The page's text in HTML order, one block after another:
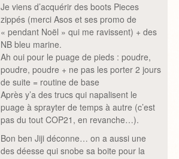
Je viens d’acquérir des boots Pieces
zippés (merci Asos et ses promo de
« pendant Noël » qui me ravissent) + des
NB bleu marine.
Ah oui pour le puage de pieds : poudre,
poudre, poudre + ne pas les porter 2 jours
de suite = routine de base
Après y’a des trucs qui napalisent le
puage à sprayter de temps à autre (c’est
pas du tout COP21, en revanche…).
Bon ben Jiji déconne… on a aussi une
des déesse qui snobe sa boite pour la